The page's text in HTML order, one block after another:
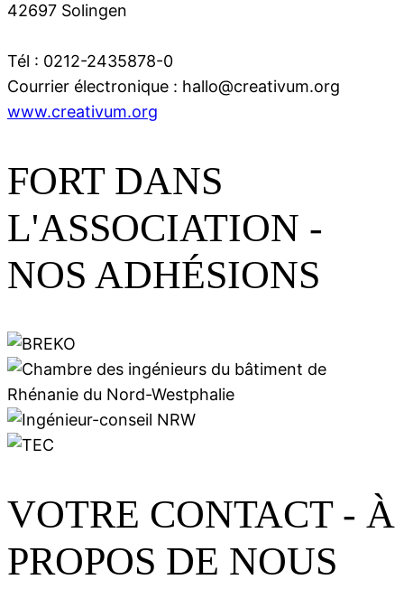
42697 Solingen
Tél : 0212-2435878-0
Courrier électronique : hallo@creativum.org
www.creativum.org
FORT DANS
L'ASSOCIATION -
NOS ADHÉSIONS
VOTRE CONTACT - À
PROPOS DE NOUS